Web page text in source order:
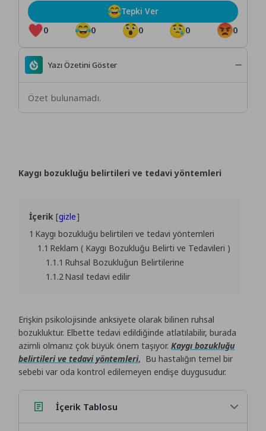
0 0 0 0 0
Tepki Ver
Yazı Özetini Göster
Özet bulunamadı.
Kaygı bozukluğu belirtileri ve tedavi yöntemleri
İçerik gizle
1 Kaygı bozukluğu belirtileri ve tedavi yöntemleri
1.1 Reklam ( Kaygı Bozukluğu Belirti ve Tedavileri )
1.1.1 Ruhsal Bozukluğun Belirtilerine
1.1.2Nasıl tedavi edilir
Erişkin psikolojisinde anksiyete olarak bilinen ruhsal
bozukluktur. Elbette tedavi edildiğinde atlatılabilir, burada
azimli olmanız çok büyük önem taşıyor.Kaygı bozukluğu
belirtileri ve tedavi yöntemleri, Bu hastalığın temel bir
sebebi var oda kontrol edilemeyen endişe duygusudur.
İçerik Tablosu